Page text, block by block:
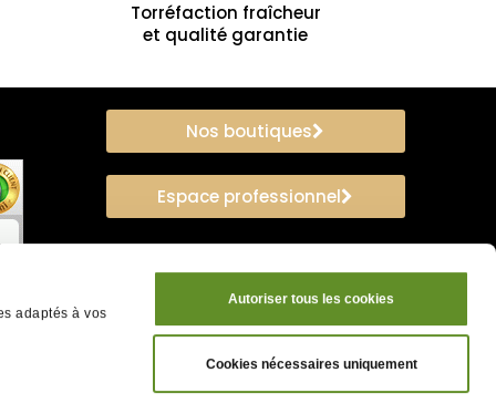
adaptés à vos
Autoriser tous les cookies
Cookies nécessaires uniquement
Torréfaction fraîcheur
et qualité garantie
Nos boutiques
Espace professionnel